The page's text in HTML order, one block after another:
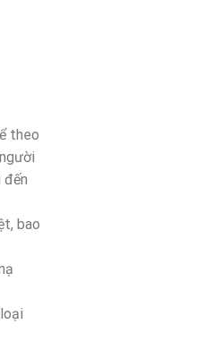
theo
đến
bao